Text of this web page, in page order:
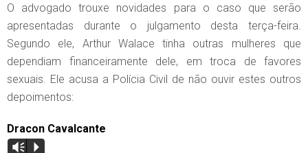
O advogado trouxe novidades para o caso que serão
apresentadas durante o julgamento desta terça-feira.
Segundo ele, Arthur Walace tinha outras mulheres que
dependiam financeiramente dele, em troca de favores
sexuais. Ele acusa a Polícia Civil de não ouvir estes outros
depoimentos:
Dracon Cavalcante
Vm P